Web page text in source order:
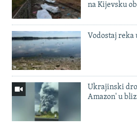
na Kijevsku
Vodostaj reka
Ukrajinski
Amazon' u